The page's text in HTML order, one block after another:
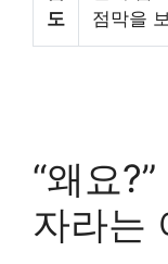
도
점막을
“왜요
자라는